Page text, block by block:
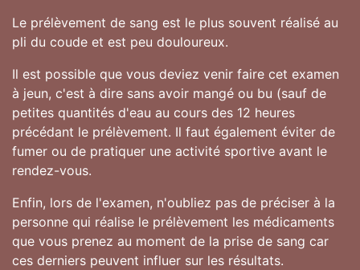
Le prélèvement de sang est le plus souvent réalisé au
pli du coude et est peu douloureux.
Il est possible que vous deviez venir faire cet examen
à jeun, c'est à dire sans avoir mangé ou bu (sauf de
petites quantités d'eau au cours des 12 heures
précédant le prélèvement. Il faut également éviter de
fumer ou de pratiquer une activité sportive avant le
rendez-vous.
Enfin, lors de l'examen, n'oubliez pas de préciser à la
personne qui réalise le prélèvement les médicaments
que vous prenez au moment de la prise de sang car
ces derniers peuvent influer sur les résultats.